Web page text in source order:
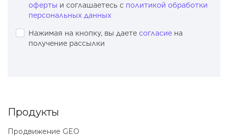
оферты и соглашаетесь с политикой обработки
персональных данных
Нажимая на кнопку, вы даете согласие на
получение рассылки
Продукты
Продвижение GEO